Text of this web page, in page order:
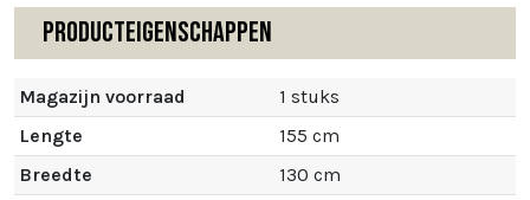
Producteigenschappen
Magazijn voorraad
1 stuks
Lengte
155 cm
Breedte
130 cm